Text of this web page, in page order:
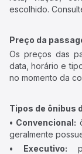
escolhido.
Preço da
Os preços das
data, horário e
no momento da
Tipos de ônibus
• Convencional:
geralmente
• Executivo: